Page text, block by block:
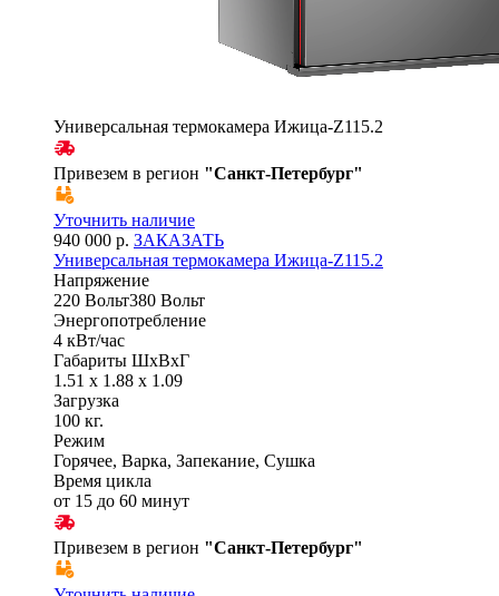
Универсальная термокамера Ижица-Z115.2
Привезем в регион "Санкт-Петербург"
Уточнить наличие
940 000 р. ЗАКАЗАТЬ
Универсальная термокамера Ижица-Z115.2
Напряжение
220 Вольт380 Вольт
Энергопотребление
4 кВт/час
Габариты ШхВхГ
1.51 x 1.88 x 1.09
Загрузка
100 кг.
Режим
Горячее, Варка, Запекание, Сушка
Время цикла
от 15 до 60 минут
Привезем в регион "Санкт-Петербург"